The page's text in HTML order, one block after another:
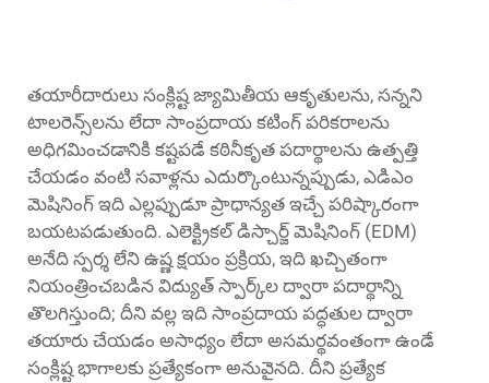
తయారీదారులు సంక్లిష్ట జ్యామితీయ ఆకృతులను, సన్నని
టాలరెన్స్‌లను లేదా సాంప్రదాయ కటింగ్ పరికరాలను
అధిగమించడానికి కష్టపడే కఠినీకృత పదార్థాలను ఉత్పత్తి
చేయడం వంటి సవాళ్లను ఎదుర్కొంటున్నప్పుడు, ఎడిఎం
మెషినింగ్ ఇది ఎల్లప్పుడూ ప్రాధాన్యత ఇచ్చే పరిష్కారంగా
బయటపడుతుంది. ఎలెక్ట్రికల్ డిస్చార్జ్ మెషినింగ్ (EDM)
అనేది స్పర్శ లేని ఉష్ణ క్షయం ప్రక్రియ, ఇది ఖచ్చితంగా
నియంత్రించబడిన విద్యుత్ స్పార్క్‌ల ద్వారా పదార్థాన్ని
తొలగిస్తుంది; దీని వల్ల ఇది సాంప్రదాయ పద్ధతుల ద్వారా
తయారు చేయడం అసాధ్యం లేదా అసమర్థవంతంగా ఉండే
సంక్లిష్ట భాగాలకు ప్రత్యేకంగా అనువైనది. దీని ప్రత్యేక